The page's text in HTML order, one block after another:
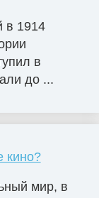
в 1914
в
до ...
кино?
мир, в